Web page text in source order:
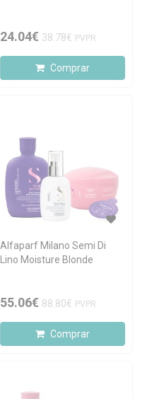
24.04€ 38.78€ PVPR
Comprar
Alfaparf Milano Semi Di
Lino Moisture Blonde
55.06€ 88.80€ PVPR
Comprar